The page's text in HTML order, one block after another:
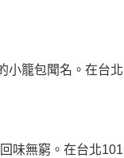
籠包聞名。在台
味無窮。在台北